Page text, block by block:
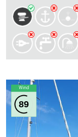
Wind
89